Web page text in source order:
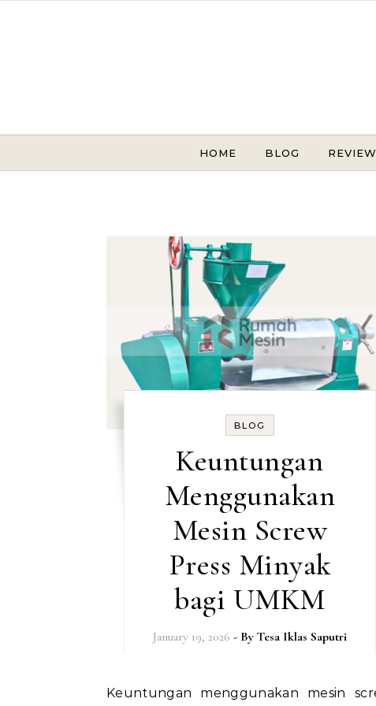
HOME BLOG REVIEW
BLOG
Keuntungan
Menggunakan
Mesin Screw
Press Minyak
bagi UMKM
January 19, 2026 - By Tesa Iklas Saputri
Keuntungan menggunakan mesin screw